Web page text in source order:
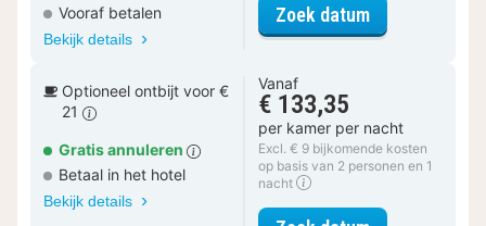
Vooraf betalen
Bekijk details
Zoek datumvoor Comfort
Optioneel ontbijt voor €
21
Gratis annuleren
Betaal in het hotel
Bekijk details
Vanaf
€ 133,35
per kamer per nacht
Excl. € 9 bijkomende kosten
op basis van 2 personen en 1
nacht